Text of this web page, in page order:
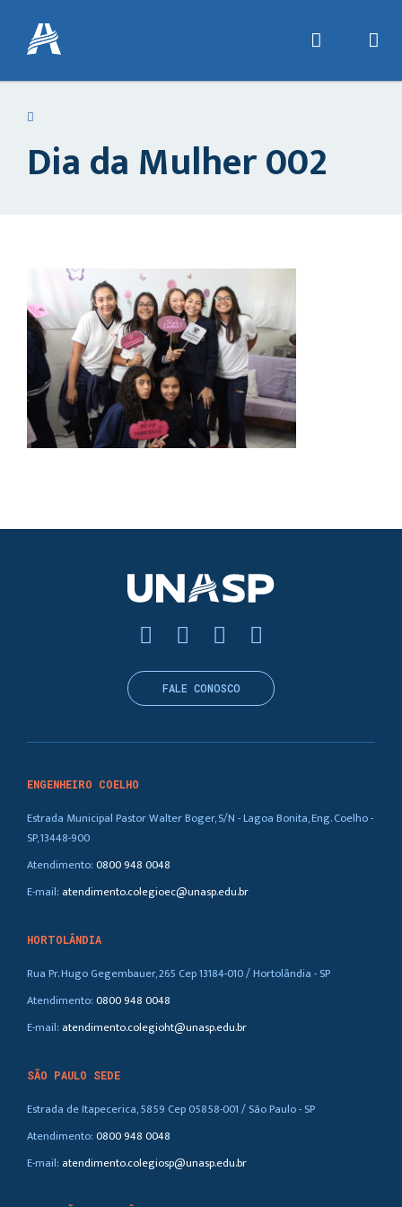
Dia da Mulher 002
ENGENHEIRO COELHO
Estrada Municipal Pastor Walter Boger, S/N - Lagoa Bonita, Eng. Coelho -
SP, 13448-900
Atendimento:0800 948 0048
E-mail: atendimento.colegioec@unasp.edu.br
HORTOLÂNDIA
Rua Pr. Hugo Gegembauer, 265 Cep 13184-010 / Hortolândia - SP
Atendimento:0800 948 0048
E-mail: atendimento.colegioht@unasp.edu.br
SÃO PAULO SEDE
Estrada de Itapecerica, 5859 Cep 05858-001 / São Paulo - SP
Atendimento:0800 948 0048
E-mail: atendimento.colegiosp@unasp.edu.br
FALE CONOSCO